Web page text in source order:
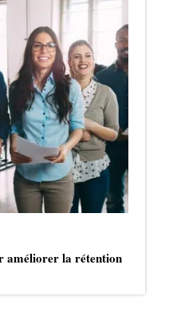
améliorer la rétention